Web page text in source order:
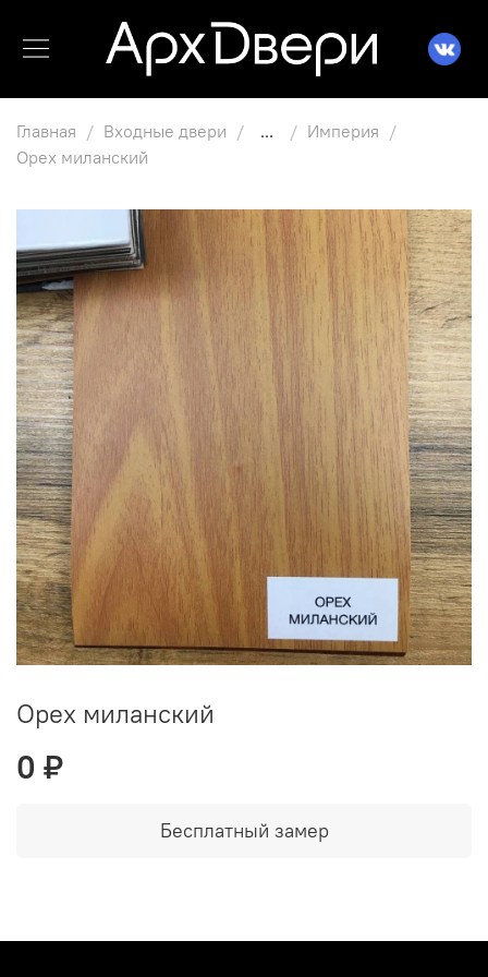
Главная Входные двери ...
Империя
Орех миланский
Орех миланский
0 ₽
Бесплатный замер